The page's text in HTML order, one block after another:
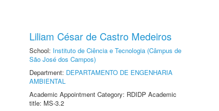
Liliam César de Castro Medeiros
School: Instituto de Ciência e Tecnologia (Câmpus de
São José dos Campos)
Department: DEPARTAMENTO DE ENGENHARIA
AMBIENTAL
Academic Appointment Category: RDIDP Academic
title: MS-3.2